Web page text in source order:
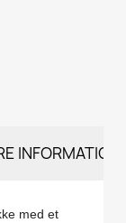
INFORMATION
med et